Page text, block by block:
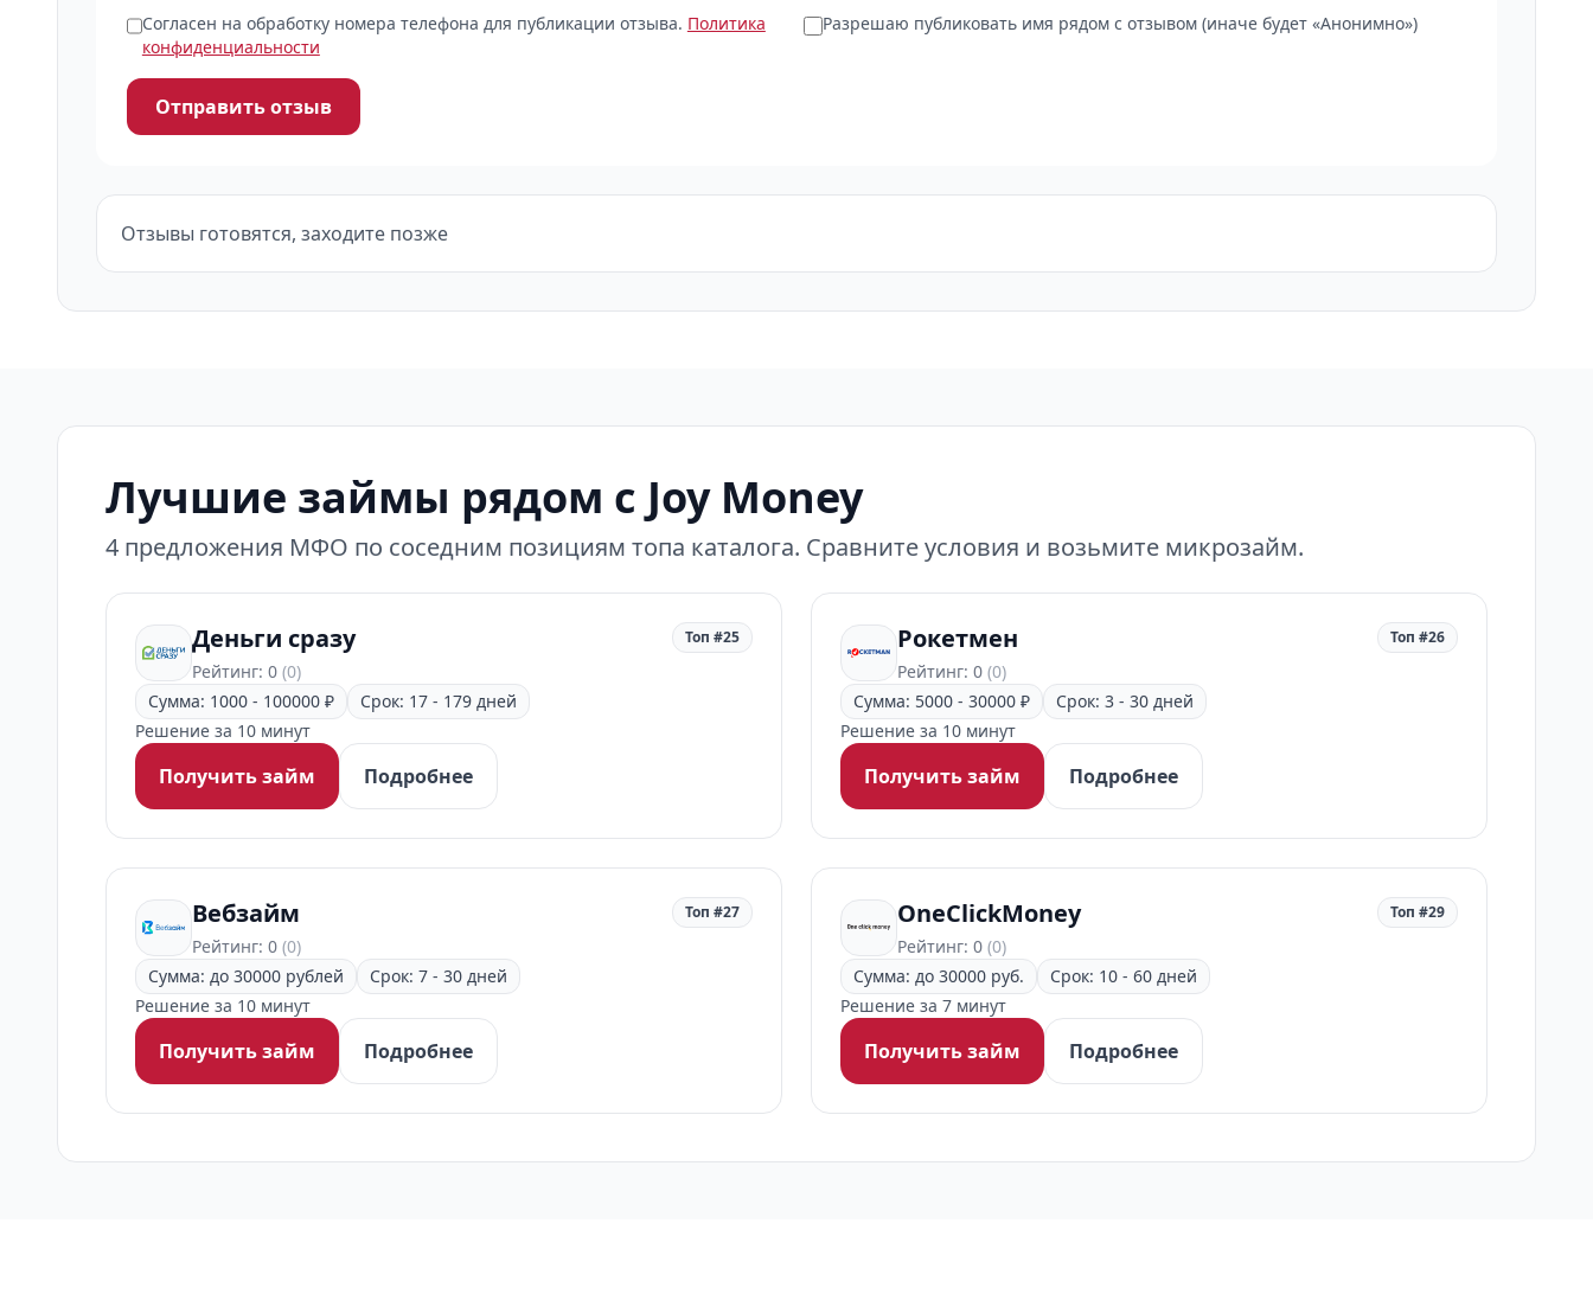
Согласен на обработку номера телефона для публикации отзыва. Политика
конфиденциальности
Разрешаю публиковать имя рядом с отзывом (иначе будет «Анонимно»)
Отправить отзыв
Отзывы готовятся, заходите позже
Лучшие займы рядом с Joy Money
4 предложения МФО по соседним позициям топа каталога. Сравните условия и возьмите микрозайм.
Деньги сразу
Рейтинг: 0 (0)
Топ #25
Сумма: 1000 - 100000 ₽
Срок: 17 - 179 дней
Решение за 10 минут
Получить займ Подробнее
Рокетмен
Рейтинг: 0 (0)
Топ #26
Сумма: 5000 - 30000 ₽
Срок: 3 - 30 дней
Решение за 10 минут
Получить займ Подробнее
Вебзайм
Рейтинг: 0 (0)
Топ #27
Сумма: до 30000 рублей
Срок: 7 - 30 дней
Решение за 10 минут
Получить займ Подробнее
OneClickMoney
Рейтинг: 0 (0)
Топ #29
Сумма: до 30000 руб.
Срок: 10 - 60 дней
Решение за 7 минут
Получить займ Подробнее